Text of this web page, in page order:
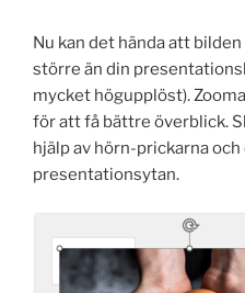
Nu kan det hända att
större än din
mycket högupplöst).
för att få bättre överblick.
hjälp av hörn-prickarna och
presentationsytan.